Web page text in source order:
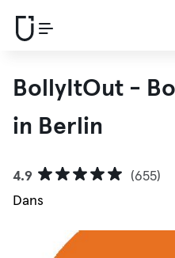
BollyItOut -
in Berlin
4.9
(655)
Dans